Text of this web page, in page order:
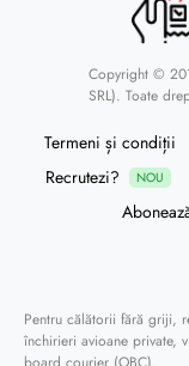
Copyright ©
SRL). Toate
Termeni și condiții
Recrutezi?
NOU
Pentru călătorii fără griji,
închirieri avioane private,